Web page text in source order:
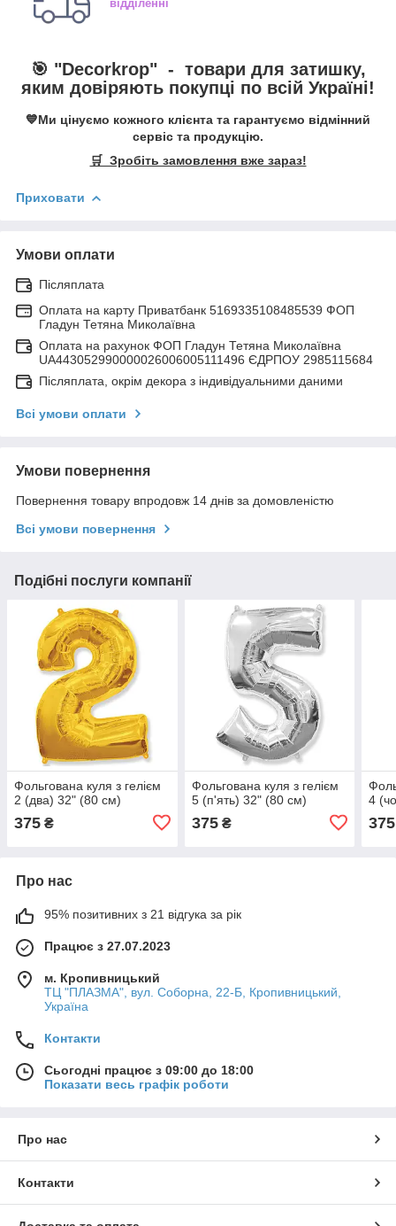
відділенні
🎯 "Decorkrop" - товари для затишку,
яким довіряють покупці по всій Україні!
💙Ми цінуємо кожного клієнта та гарантуємо відмінний
сервіс та продукцію.
🛒 Зробіть замовлення вже зараз!
Приховати
Умови оплати
Післяплата
Оплата на карту Приватбанк 5169335108485539 ФОП
Гладун Тетяна Миколаївна
Оплата на рахунок ФОП Гладун Тетяна Миколаївна
UA443052990000026006005111496 ЄДРПОУ 2985115684
Післяплата, окрім декора з індивідуальними даними
Всі умови оплати
Умови повернення
Повернення товару впродовж 14 днів за домовленістю
Всі умови повернення
Подібні послуги компанії
Фольгована куля з гелієм
2 (два) 32" (80 см)
375 ₴
Фольгована куля з гелієм
5 (п'ять) 32" (80 см)
375₴
4
375
Про нас
95% позитивних з 21 відгука за рік
Працює з 27.07.2023
м. Кропивницький
ТЦ "ПЛАЗМА", вул. Соборна, 22-Б, Кропивницький,
Україна
Контакти
Сьогодні працює з 09:00 до 18:00
Показати весь графік роботи
Про нас
Контакти